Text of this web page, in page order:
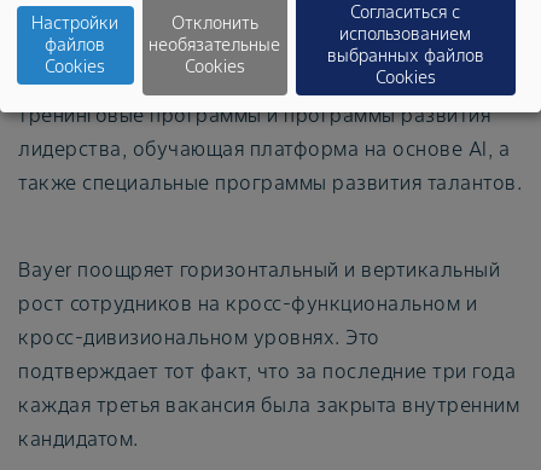
внутридивизиональные карьерные маршруты,
программы наставничества и менторинга,
обучение английскому языку, корпоративные
тренинговые программы и программы развития
лидерства, обучающая платформа на основе AI, а
также специальные программы развития талантов.
Bayer поощряет горизонтальный и вертикальный
рост сотрудников на кросс-функциональном и
кросс-дивизиональном уровнях. Это
подтверждает тот факт, что за последние три года
каждая третья вакансия была закрыта внутренним
кандидатом.
Настройки
файлов
Cookies
Отклонить
необязательные
Cookies
Согласиться с
использованием
выбранных файлов
Cookies